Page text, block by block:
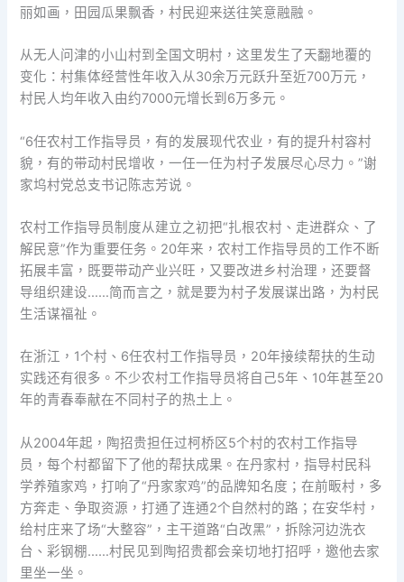
丽如画，田园瓜果飘香，村民迎来送往笑意融融。
从无人问津的小山村到全国文明村，这里发生了天翻地覆的
变化：村集体经营性年收入从30余万元跃升至近700万元，
村民人均年收入由约7000元增长到6万多元。
“6任农村工作指导员，有的发展现代农业，有的提升村容村
貌，有的带动村民增收，一任一任为村子发展尽心尽力。”谢
家坞村党总支书记陈志芳说。
农村工作指导员制度从建立之初把“扎根农村、走进群众、了
解民意”作为重要任务。20年来，农村工作指导员的工作不断
拓展丰富，既要带动产业兴旺，又要改进乡村治理，还要督
导组织建设……简而言之，就是要为村子发展谋出路，为村民
生活谋福祉。
在浙江，1个村、6任农村工作指导员，20年接续帮扶的生动
实践还有很多。不少农村工作指导员将自己5年、10年甚至20
年的青春奉献在不同村子的热土上。
从2004年起，陶招贵担任过柯桥区5个村的农村工作指导
员，每个村都留下了他的帮扶成果。在丹家村，指导村民科
学养殖家鸡，打响了“丹家家鸡”的品牌知名度；在前畈村，多
方奔走、争取资源，打通了连通2个自然村的路；在安华村，
给村庄来了场“大整容”，主干道路“白改黑”，拆除河边洗衣
台、彩钢棚……村民见到陶招贵都会亲切地打招呼，邀他去家
里坐一坐。